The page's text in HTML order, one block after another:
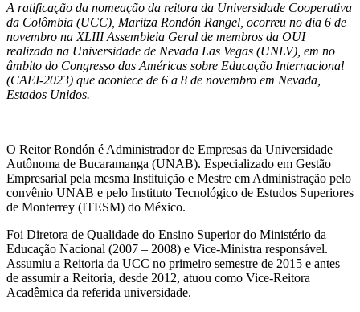
A ratificação da nomeação da reitora da Universidade Cooperativa
da Colômbia (UCC), Maritza Rondón Rangel, ocorreu no dia 6 de
novembro na XLIII Assembleia Geral de membros da OUI
realizada na Universidade de Nevada Las Vegas (UNLV), em no
âmbito do Congresso das Américas sobre Educação Internacional
(CAEI-2023) que acontece de 6 a 8 de novembro em Nevada,
Estados Unidos.
O Reitor Rondón é Administrador de Empresas da Universidade
Autônoma de Bucaramanga (UNAB). Especializado em Gestão
Empresarial pela mesma Instituição e Mestre em Administração pelo
convênio UNAB e pelo Instituto Tecnológico de Estudos Superiores
de Monterrey (ITESM) do México.
Foi Diretora de Qualidade do Ensino Superior do Ministério da
Educação Nacional (2007 – 2008) e Vice-Ministra responsável.
Assumiu a Reitoria da UCC no primeiro semestre de 2015 e antes
de assumir a Reitoria, desde 2012, atuou como Vice-Reitora
Acadêmica da referida universidade.